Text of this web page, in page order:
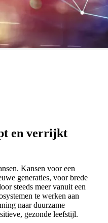
en verrijkt
Kansen voor een
generaties, voor brede
steeds meer vanuit een
te werken aan
naar duurzame
gezonde leefstijl.